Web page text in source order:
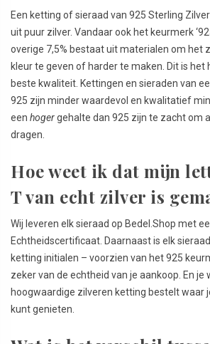
Een ketting of sieraad van 925 Sterling
uit puur zilver. Vandaar ook het keurmerk
overige 7,5% bestaat uit materialen om het
kleur te geven of harder te maken. Dit is het
beste kwaliteit. Kettingen en sieraden van
925 zijn minder waardevol en kwalitatief
een hogergehalte dan 925 zijn te zacht om
dragen.
Hoe weet ik dat mijn
T van echt zilver is
Wij leveren elk sieraad op Bedel.Shop met
Echtheidscertificaat. Daarnaast is elk
ketting initialen – voorzien van het 925
zeker van de echtheid van je aankoop. En je
hoogwaardige zilveren ketting bestelt waar
kunt genieten.